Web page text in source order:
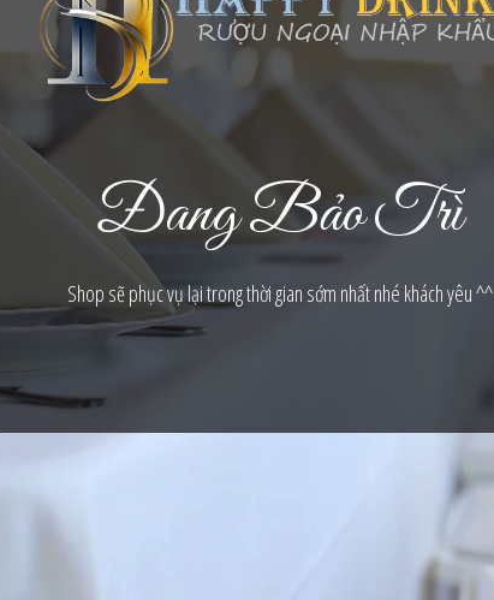
Đang Bảo Trì
Shop sẽ phục vụ lại trong thời gian sớm nhất nhé khách yêu ^^